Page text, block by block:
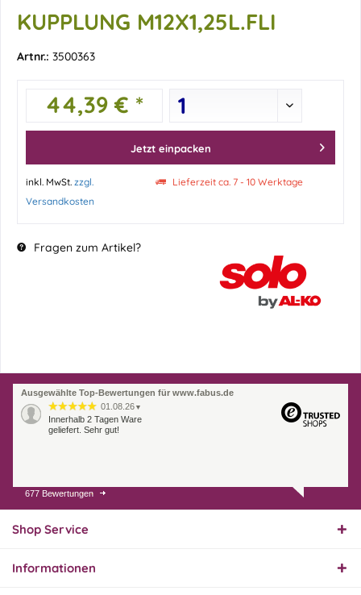
KUPPLUNG M12X1,25L.FLI
Artnr.: 3500363
44,39 € *
Jetzt einpacken
inkl. MwSt. zzgl.
Versandkosten
Lieferzeit ca. 7 - 10 Werktage
Fragen zum Artikel?
Ausgewählte Top-Bewertungen für www.fabus.de
01.08.26 ▼
Innerhalb 2 Tagen Ware
geliefert. Sehr gut!
31.07.26
Super schnelle Lieferung,
hervorragend. Gerne
677 Bewertungen
Shop Service
Informationen